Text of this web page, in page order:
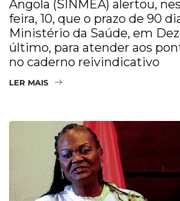
Angola (SINMEA) alertou,
feira, 10, que o prazo de 90
Ministério da Saúde, em
último, para atender aos
no caderno reivindicativo
LER MAIS